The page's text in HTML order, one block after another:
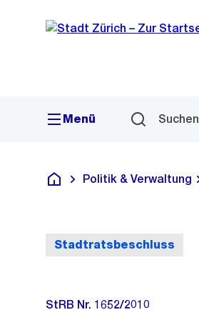
Navigation
Sprunglink
Menü Suchen
Deutsch
Politik & Verwaltung
Stadtratsbeschluss
StRB Nr. 1652/2010